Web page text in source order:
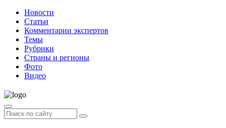
Новости
Статьи
Комментарии экспертов
Темы
Рубрики
Страны и регионы
Фото
Видео